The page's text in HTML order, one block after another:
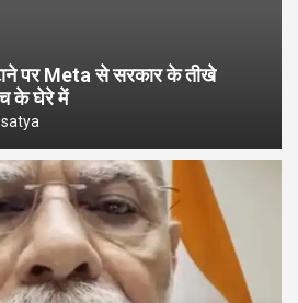
पर Meta से सरकार के तीखे
के घेरे में